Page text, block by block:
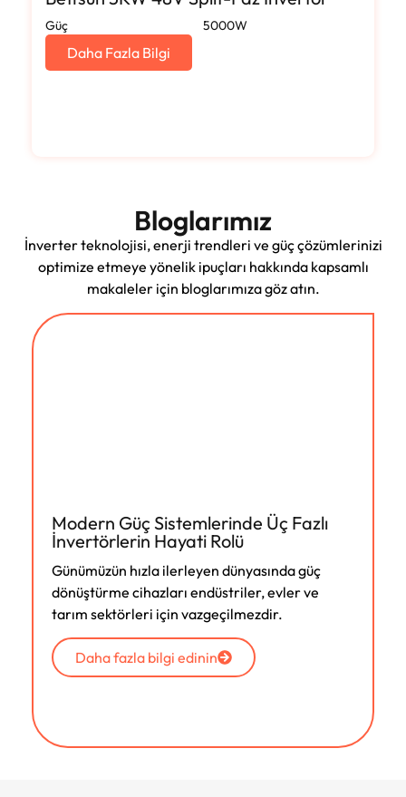
Güç 5000W
Daha Fazla Bilgi
Bloglarımız
İnverter teknolojisi, enerji trendleri ve güç çözümlerinizi
optimize etmeye yönelik ipuçları hakkında kapsamlı
makaleler için bloglarımıza göz atın.
Modern Güç Sistemlerinde Üç Fazlı
İnvertörlerin Hayati Rolü
Günümüzün hızla ilerleyen dünyasında güç
dönüştürme cihazları endüstriler, evler ve
tarım sektörleri için vazgeçilmezdir.
Daha fazla bilgi edinin